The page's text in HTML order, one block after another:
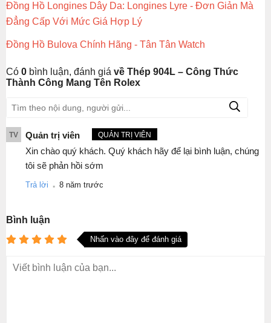
Đồng Hồ Longines Dây Da: Longines Lyre - Đơn Giản Mà
Đẳng Cấp Với Mức Giá Hợp Lý
Đồng Hồ Bulova Chính Hãng - Tân Tân Watch
Có 0 bình luận, đánh giá về Thép 904L – Công Thức
Thành Công Mang Tên Rolex
TV Quản trị viên QUẢN TRỊ VIÊN
Xin chào quý khách. Quý khách hãy để lại bình luận, chúng
tôi sẽ phản hồi sớm
Trả lời . 8 năm trước
Bình luận
Nhấn vào đây để đánh giá